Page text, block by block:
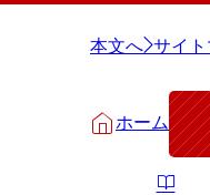
本文へ サイ
ホーム